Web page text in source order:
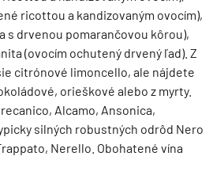
ricottou a kandizovaným ovocím),
s drvenou pomarančovou kôrou),
(ovocím ochutený drvený ľad). Z
citrónové limoncello, ale nájdete
orieškové alebo z myrty.
Alcamo, Ansonica,
silných robustných odrôd Nero
Nerello. Obohatené vína